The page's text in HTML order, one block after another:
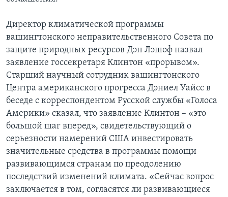
Директор климатической программы
вашингтонского неправительственного Совета по
защите природных ресурсов Дэн Лэшоф назвал
заявление госсекретаря Клинтон «прорывом».
Старший научный сотрудник вашингтонского
Центра американского прогресса Дэниел Уайсс в
беседе с корреспондентом Русской службы «Голоса
Америки» сказал, что заявление Клинтон – «это
большой шаг вперед», свидетельствующий о
серьезности намерений США инвестировать
значительные средства в программы помощи
развивающимся странам по преодолению
последствий изменений климата. «Сейчас вопрос
заключается в том, согласятся ли развивающиеся